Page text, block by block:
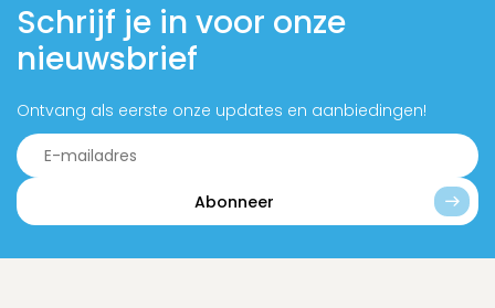
Schrijf je in voor onze
nieuwsbrief
Ontvang als eerste onze updates en aanbiedingen!
Abonneer